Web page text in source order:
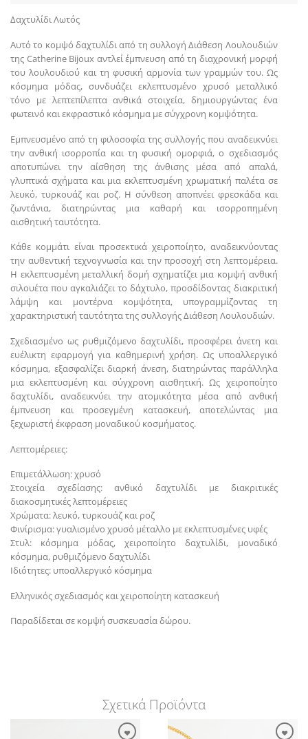
Δαχτυλίδι Λωτός
Αυτό το κομψό δαχτυλίδι από τη συλλογή Διάθεση Λουλουδιών
της Catherine Bijoux αντλεί έμπνευση από τη διαχρονική μορφή
του λουλουδιού και τη φυσική αρμονία των γραμμών του. Ως
κόσμημα μόδας, συνδυάζει εκλεπτυσμένο χρυσό μεταλλικό
τόνο με λεπτεπίλεπτα ανθικά στοιχεία, δημιουργώντας ένα
φωτεινό και εκφραστικό κόσμημα με σύγχρονη κομψότητα.
Εμπνευσμένο από τη φιλοσοφία της συλλογής που αναδεικνύει
την ανθική ισορροπία και τη φυσική ομορφιά, ο σχεδιασμός
αποτυπώνει την αίσθηση της άνθισης μέσα από απαλά,
γλυπτικά σχήματα και μια εκλεπτυσμένη χρωματική παλέτα σε
λευκό, τυρκουάζ και ροζ. Η σύνθεση αποπνέει φρεσκάδα και
ζωντάνια, διατηρώντας μια καθαρή και ισορροπημένη
αισθητική ταυτότητα.
Κάθε κομμάτι είναι προσεκτικά χειροποίητο, αναδεικνύοντας
την αυθεντική τεχνογνωσία και την προσοχή στη λεπτομέρεια.
Η εκλεπτυσμένη μεταλλική δομή σχηματίζει μια κομψή ανθική
σιλουέτα που αγκαλιάζει το δάχτυλο, προσδίδοντας διακριτική
λάμψη και μοντέρνα κομψότητα, υπογραμμίζοντας τη
χαρακτηριστική ταυτότητα της συλλογής Διάθεση Λουλουδιών.
Σχεδιασμένο ως ρυθμιζόμενο δαχτυλίδι, προσφέρει άνετη και
ευέλικτη εφαρμογή για καθημερινή χρήση. Ως υποαλλεργικό
κόσμημα, εξασφαλίζει διαρκή άνεση, διατηρώντας παράλληλα
μια εκλεπτυσμένη και σύγχρονη αισθητική. Ως χειροποίητο
δαχτυλίδι, αναδεικνύει την ατομικότητα μέσα από ανθική
έμπνευση και προσεγμένη κατασκευή, αποτελώντας μια
ξεχωριστή έκφραση μοναδικού κοσμήματος.
Λεπτομέρειες:
Επιμετάλλωση: χρυσό
Στοιχεία σχεδίασης: ανθικό δαχτυλίδι με διακριτικές
διακοσμητικές λεπτομέρειες
Χρώματα: λευκό, τυρκουάζ και ροζ
Φινίρισμα: γυαλισμένο χρυσό μέταλλο με εκλεπτυσμένες υφές
Στυλ: κόσμημα μόδας, χειροποίητο δαχτυλίδι, μοναδικό
κόσμημα, ρυθμιζόμενο δαχτυλίδι
Ιδιότητες: υποαλλεργικό κόσμημα
Ελληνικός σχεδιασμός και χειροποίητη κατασκευή
Παραδίδεται σε κομψή συσκευασία δώρου.
Σχετικά Προϊόντα